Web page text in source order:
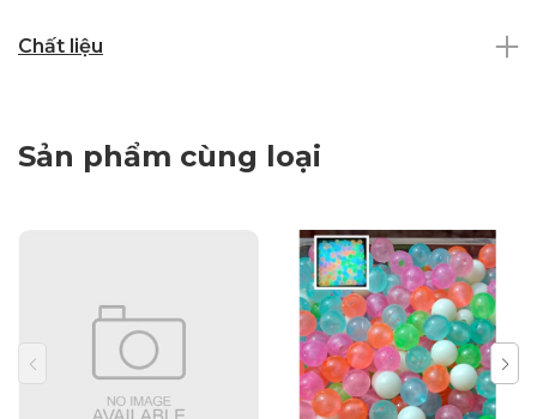
Chất liệu
Sản phẩm cùng loại